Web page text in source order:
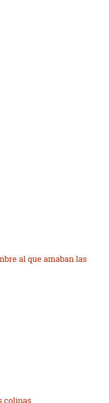
al que amaban las
colinas